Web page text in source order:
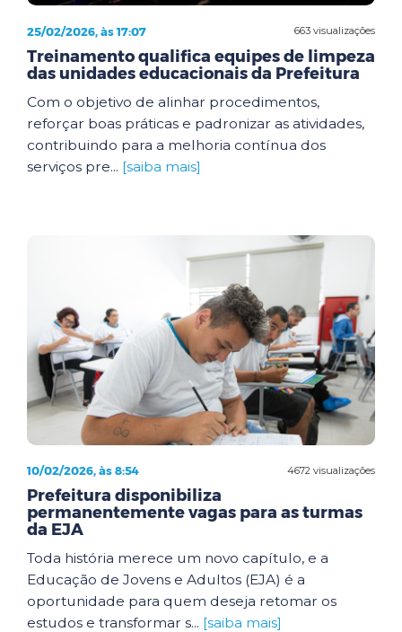
663 visualizações
25/02/2026, às 17:07
Treinamento qualifica equipes de limpeza
das unidades educacionais da Prefeitura
Com o objetivo de alinhar procedimentos,
reforçar boas práticas e padronizar as atividades,
contribuindo para a melhoria contínua dos
serviços pre... [saiba mais]
4672 visualizações
10/02/2026, às 8:54
Prefeitura disponibiliza
permanentemente vagas para as turmas
da EJA
Toda história merece um novo capítulo, e a
Educação de Jovens e Adultos (EJA) é a
oportunidade para quem deseja retomar os
estudos e transformar s... [saiba mais]